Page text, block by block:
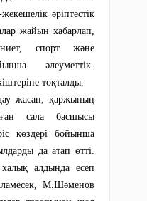
әріптестік
жайын хабарлап,
спорт және
әлеуметтік-
тоқталды.
жасап, қаржының
сала басшысы
көздері бойынша
да атап өтті.
алдында есеп
М.Шәменов